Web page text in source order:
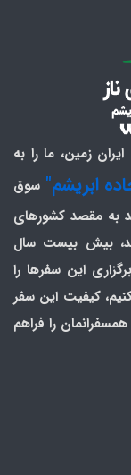
زمین، ما را به
ابریشم" سوق
به مقصد کشورهای
شد، بیش بیست سال
سالگرد برگزاری این سفرها را
کیفیت این سفر
را فراهم